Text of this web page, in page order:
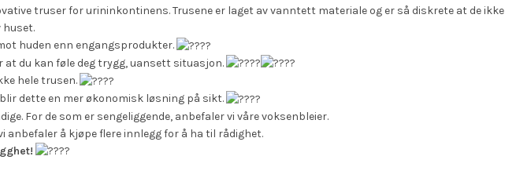
truser for urininkontinens. Trusene er laget av vanntett materiale og er så diskrete at de
huset.
huden enn engangsprodukter.
du kan føle deg trygg, uansett situasjon.
hele trusen.
dette en mer økonomisk løsning på sikt.
For de som er sengeliggende, anbefaler vi våre voksenbleier.
anbefaler å kjøpe flere innlegg for å ha til rådighet.